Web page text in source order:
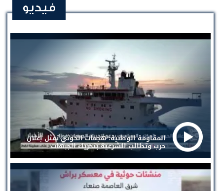
فيديو
المقاومة الوطنية: هجمات الحوثي تمثل إعلان
حرب وتطالب الشرعية بتحريك الجبهات